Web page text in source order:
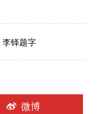
李铎题字
微博